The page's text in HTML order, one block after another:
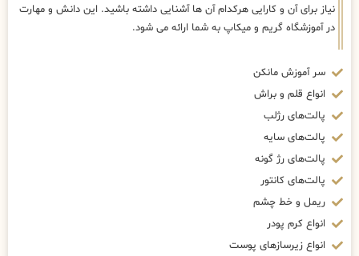
نیاز برای آن و کارایی هرکدام آن ها آشنایی داشته باشید. این دانش و مهارت
در آموزشگاه گریم و میکاپ به شما ارائه می شود.
سر آموزش مانکن
انواع قلم و براش
پالت‌های رژلب
پالت‌های سایه
پالت‌های رژ گونه
پالت‌های کانتور
ریمل و خط چشم
انواع کرم پودر
انواع زیرسازهای پوست